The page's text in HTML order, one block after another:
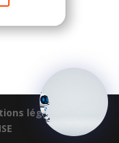
légales